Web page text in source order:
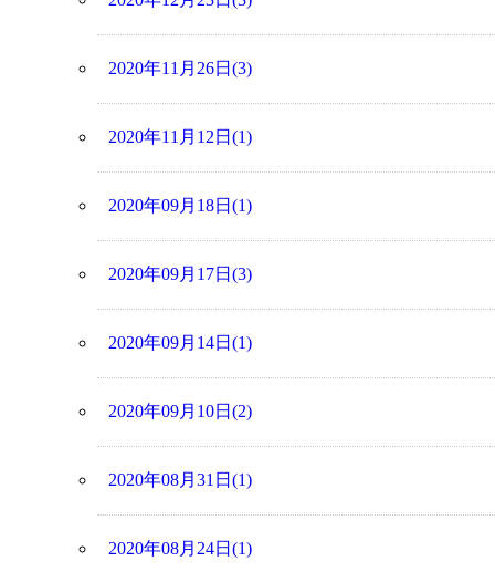
2020年11月26日(3)
2020年11月12日(1)
2020年09月18日(1)
2020年09月17日(3)
2020年09月14日(1)
2020年09月10日(2)
2020年08月31日(1)
2020年08月24日(1)